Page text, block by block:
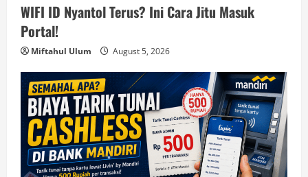
WIFI ID Nyantol Terus? Ini Cara Jitu Masuk
Portal!
Miftahul Ulum August 5, 2026